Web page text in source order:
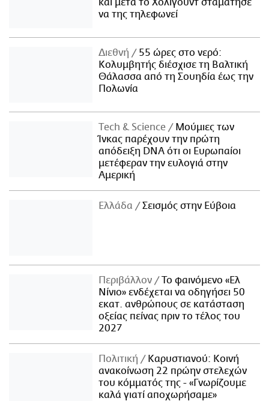
και μετά το Χόλιγουντ σταμάτησε
να της τηλεφωνεί
Διεθνή
55 ώρες στο νερό:
Κολυμβητής διέσχισε τη Βαλτική
Θάλασσα από τη Σουηδία έως την
Πολωνία
Τech & Science
Μούμιες των
Ίνκας παρέχουν την πρώτη
απόδειξη DNA ότι οι Ευρωπαίοι
μετέφεραν την ευλογιά στην
Αμερική
Ελλάδα Σεισμός στην Εύβοια
Περιβάλλον
Το φαινόμενο «Ελ
Νίνιο» ενδέχεται να οδηγήσει 50
εκατ. ανθρώπους σε κατάσταση
οξείας πείνας πριν το τέλος του
2027
Πολιτική
Καρυστιανού: Κοινή
ανακοίνωση 22 πρώην στελεχών
του κόμματός της - «Γνωρίζουμε
καλά γιατί αποχωρήσαμε»